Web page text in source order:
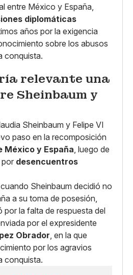
entre México y España,
diplomáticas
años por la exigencia
sobre los abusos
conquista.
relevante una
Sheinbaum y
Sheinbaum y Felipe VI
paso en la recomposición
México y España , luego de
desencuentros
Sheinbaum decidió no
a su toma de posesión,
por la falta de respuesta del
por el expresidente
Obrador , en la que
por los agravios
conquista.